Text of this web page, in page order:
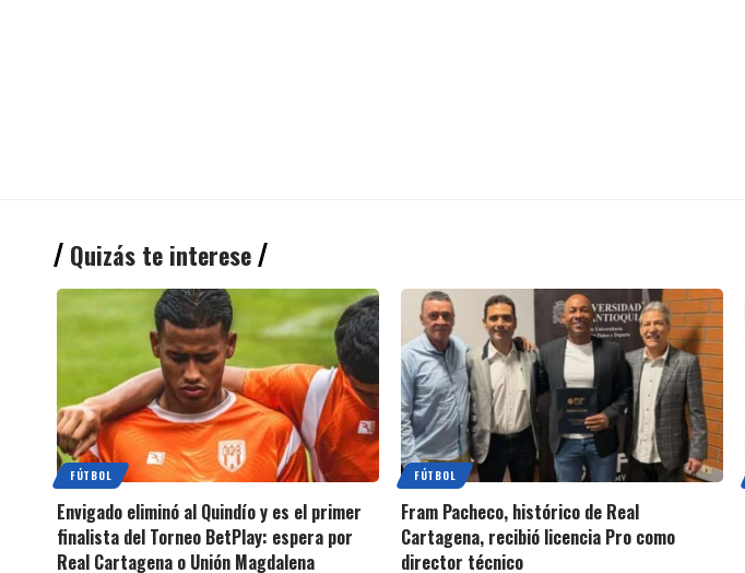
Quizás te interese
FÚTBOL
Envigado eliminó al Quindío y es el primer
finalista del Torneo BetPlay: espera por
Real Cartagena o Unión Magdalena
FÚTBOL
Fram Pacheco, histórico de Real
Cartagena, recibió licencia Pro como
director técnico